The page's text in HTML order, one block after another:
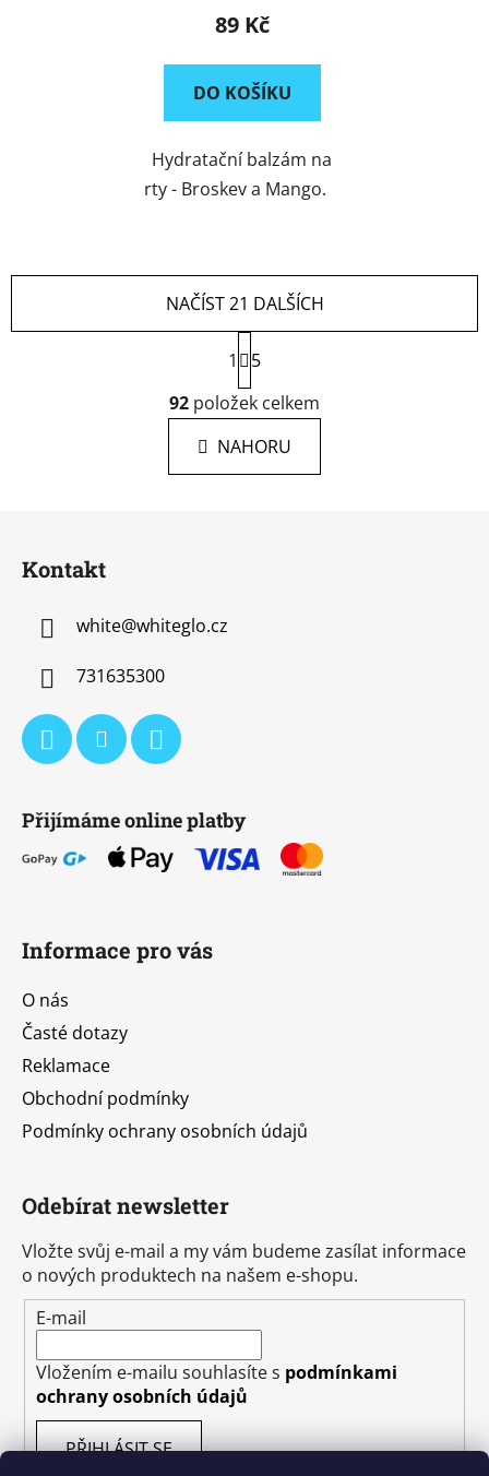
89 Kč
DO KOŠÍKU
Hydratační balzám na
rty - Broskev a Mango.
O
v
l
á
d
u
NAČÍST 21 DALŠÍCH
S
t
r
á
n
k
1
5
92 položek celkem
NAHORU
Kontakt
white@whiteglo.cz
731635300
Přijímáme online platby
Informace pro vás
O nás
Časté dotazy
Reklamace
Obchodní podmínky
Podmínky ochrany osobních údajů
Odebírat newsletter
Vložte svůj e-mail a my vám budeme zasílat informace
o nových produktech na našem e-shopu.
E-mail
Vložením e-mailu souhlasíte s podmínkami
ochrany osobních údajů
PŘIHLÁSIT SE